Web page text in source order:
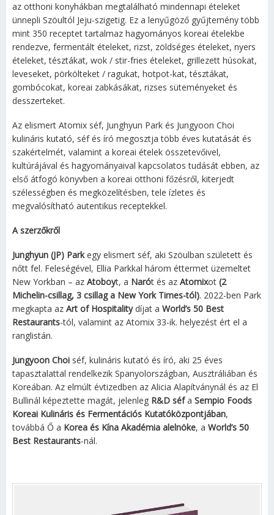
az otthoni konyhákban megtalálható mindennapi ételeket
ünnepli Szöultól Jeju-szigetig. Ez a lenyűgöző gyűjtemény több
mint 350 receptet tartalmaz hagyományos koreai ételekbe
rendezve, fermentált ételeket, rizst, zöldséges ételeket, nyers
ételeket, tésztákat, wok / stir-fries ételeket, grillezett húsokat,
leveseket, pörkölteket / ragukat, hotpot-kat, tésztákat,
gombócokat, koreai zabkásákat, rizses süteményeket és
desszerteket.
Az elismert Atomix séf, Junghyun Park és Jungyoon Choi
kulináris kutató, séf és író megosztja több éves kutatását és
szakértelmét, valamint a koreai ételek összetevőivel,
kultúrájával és hagyományaival kapcsolatos tudását ebben, az
első átfogó könyvben a koreai otthoni főzésről, kiterjedt
szélességben és megközelítésben, tele ízletes és
megvalósítható autentikus receptekkel.
A szerzőkről
Junghyun (JP) Parkegy elismert séf, aki Szöulban született és
nőtt fel. Feleségével, Ellia Parkkal három éttermet üzemeltet
New Yorkban – az Atoboyt, a Narót és az Atomixot (2
Michelin-csillag, 3 csillag a New York Times-tól). 2022-ben Park
megkapta az Art of Hospitalitydíjat a World’s 50 Best
Restaurants-tól, valamint az Atomix 33-ik. helyezést ért el a
ranglistán.
Jungyoon Choi séf, kulináris kutató és író, aki 25 éves
tapasztalattal rendelkezik Spanyolországban, Ausztráliában és
Koreában. Az elmúlt évtizedben az Alicia Alapítványnál és az El
Bullinál képeztette magát, jelenleg R&D séfa Sempio Foods
Koreai Kulináris és Fermentációs Kutatóközpontjában,
továbbá Ő a Korea és Kína Akadémia alelnöke, a World’s 50
Best Restaurants-nál.